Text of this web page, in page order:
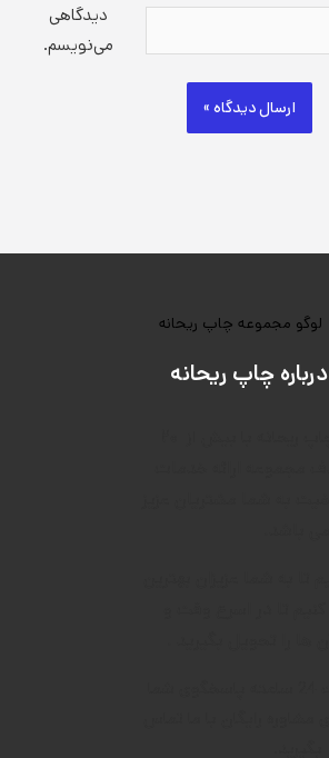
دیدگاهی
می‌نویسم.
درباره چاپ ریحانه